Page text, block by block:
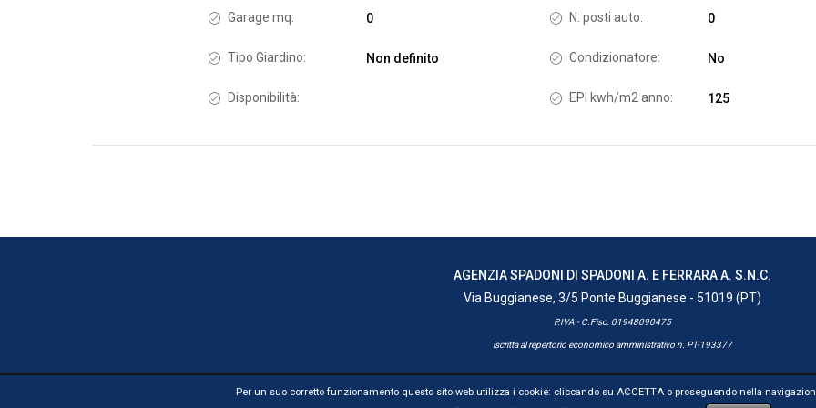
Garage mq: 0 N. posti auto: 0
Tipo Giardino: Non definito Condizionatore: No
Disponibilità: EPI kwh/m2 anno: 125
AGENZIA SPADONI DI SPADONI A. E FERRARA A. S.N.C.
Via Buggianese, 3/5 Ponte Buggianese - 51019 (PT)
P.IVA - C.Fisc. 01948090475
iscritta al repertorio economico amministrativo n. PT-193377
Per un suo corretto funzionamento questo sito web utilizza i cookie: cliccando su ACCETTA o proseguendo nella